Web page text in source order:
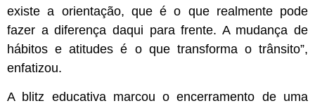
existe a orientação, que é o que realmente pode
fazer a diferença daqui para frente. A mudança de
hábitos e atitudes é o que transforma o trânsito”,
enfatizou.
A blitz educativa marcou o encerramento de uma